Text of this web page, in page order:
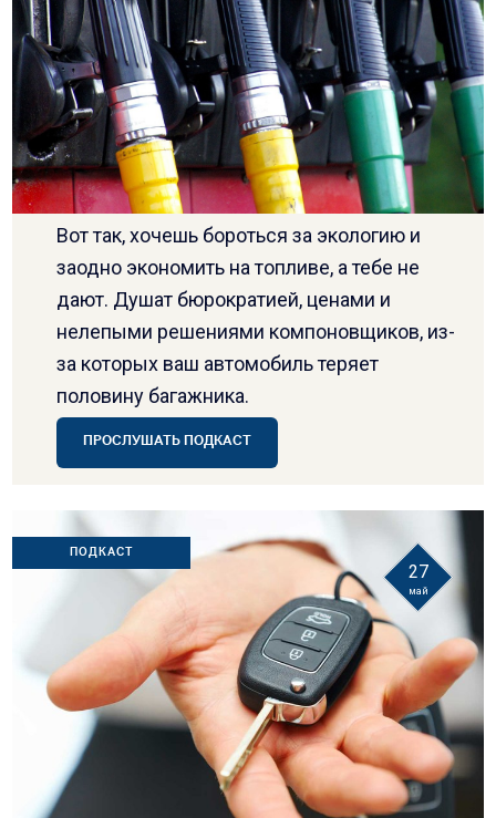
Вот так, хочешь бороться за экологию и
заодно экономить на топливе, а тебе не
дают. Душат бюрократией, ценами и
нелепыми решениями компоновщиков, из-
за которых ваш автомобиль теряет
половину багажника.
ПРОСЛУШАТЬ ПОДКАСТ
ПОДКАСТ
27
май